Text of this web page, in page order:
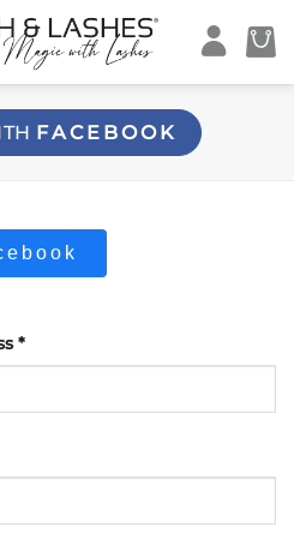
FACEBOOK
*Required